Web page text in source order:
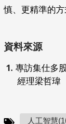
慎、更精準的方
資料來源
專訪集仕多
經理梁哲瑋
人工智慧